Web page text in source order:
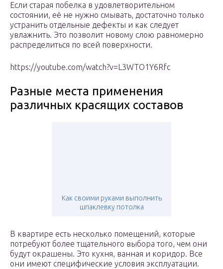
Если старая побелка в удовлетворительном
состоянии, её не нужно смывать, достаточно только
устранить отдельные дефекты и как следует
увлажнить. Это позволит новому слою равномерно
распределиться по всей поверхности.
https://youtube.com/watch?v=L3WTO1Y6Rfc
Разные места применения
различных красящих составов
Как своими руками выполнить
шпаклевку потолка
В квартире есть несколько помещений, которые
потребуют более тщательного выбора того, чем они
будут окрашены. Это кухня, ванная и коридор. Все
они имеют специфические условия эксплуатации.